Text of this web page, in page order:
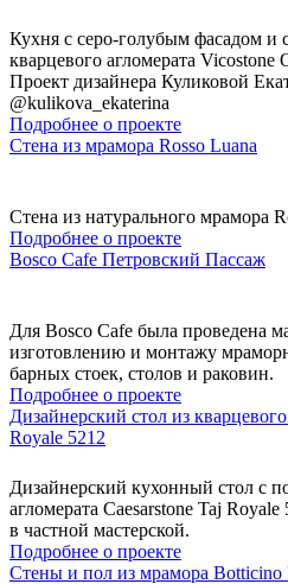
Кухня с серо-голубым фасадом и
кварцевого агломерата Vicostone
Проект дизайнера Куликовой
@kulikova_ekaterina
Подробнее о проекте
Стена из мрамора Rosso Luana
Стена из натурального мрамора
Подробнее о проекте
Bosco Cafe Петровский Пассаж
Для Bosco Cafe была проведена
изготовлению и монтажу
барных стоек, столов и раковин.
Подробнее о проекте
Дизайнерский стол из
Royale 5212
Дизайнерский кухонный стол с
агломерата Caesarstone Taj
в частной мастерской.
Подробнее о проекте
Стены и пол из мрамора Botticino